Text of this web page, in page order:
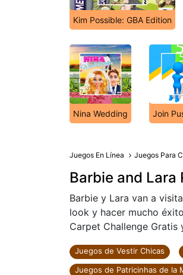
Kim Possible: GBA Edition
Nina Wedding Join
Juegos En Línea Juegos Para
Barbie and Lara
Barbie y Lara van a
look y hacer mucho
Carpet Challenge Gratis
Juegos de Vestir Chicas
Juegos de Patricinhas de la